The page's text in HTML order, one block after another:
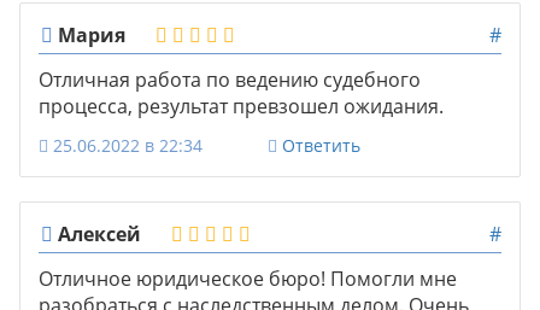
Мария
#
Отличная работа по ведению судебного
процесса, результат превзошел ожидания.
25.06.2022 в 22:34 Ответить
Алексей
#
Отличное юридическое бюро! Помогли мне